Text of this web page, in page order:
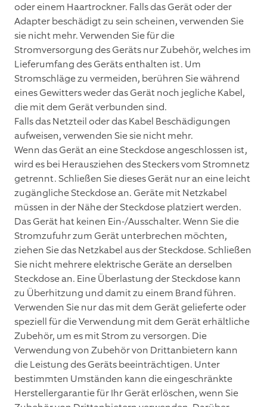
oder einem Haartrockner. Falls das Gerät oder der
Adapter beschädigt zu sein scheinen, verwenden Sie
sie nicht mehr. Verwenden Sie für die
Stromversorgung des Geräts nur Zubehör, welches im
Lieferumfang des Geräts enthalten ist. Um
Stromschläge zu vermeiden, berühren Sie während
eines Gewitters weder das Gerät noch jegliche Kabel,
die mit dem Gerät verbunden sind.
Falls das Netzteil oder das Kabel Beschädigungen
aufweisen, verwenden Sie sie nicht mehr.
Wenn das Gerät an eine Steckdose angeschlossen ist,
wird es bei Herausziehen des Steckers vom Stromnetz
getrennt. Schließen Sie dieses Gerät nur an eine leicht
zugängliche Steckdose an. Geräte mit Netzkabel
müssen in der Nähe der Steckdose platziert werden.
Das Gerät hat keinen Ein-/Ausschalter. Wenn Sie die
Stromzufuhr zum Gerät unterbrechen möchten,
ziehen Sie das Netzkabel aus der Steckdose. Schließen
Sie nicht mehrere elektrische Geräte an derselben
Steckdose an. Eine Überlastung der Steckdose kann
zu Überhitzung und damit zu einem Brand führen.
Verwenden Sie nur das mit dem Gerät gelieferte oder
speziell für die Verwendung mit dem Gerät erhältliche
Zubehör, um es mit Strom zu versorgen. Die
Verwendung von Zubehör von Drittanbietern kann
die Leistung des Geräts beeinträchtigen. Unter
bestimmten Umständen kann die eingeschränkte
Herstellergarantie für Ihr Gerät erlöschen, wenn Sie